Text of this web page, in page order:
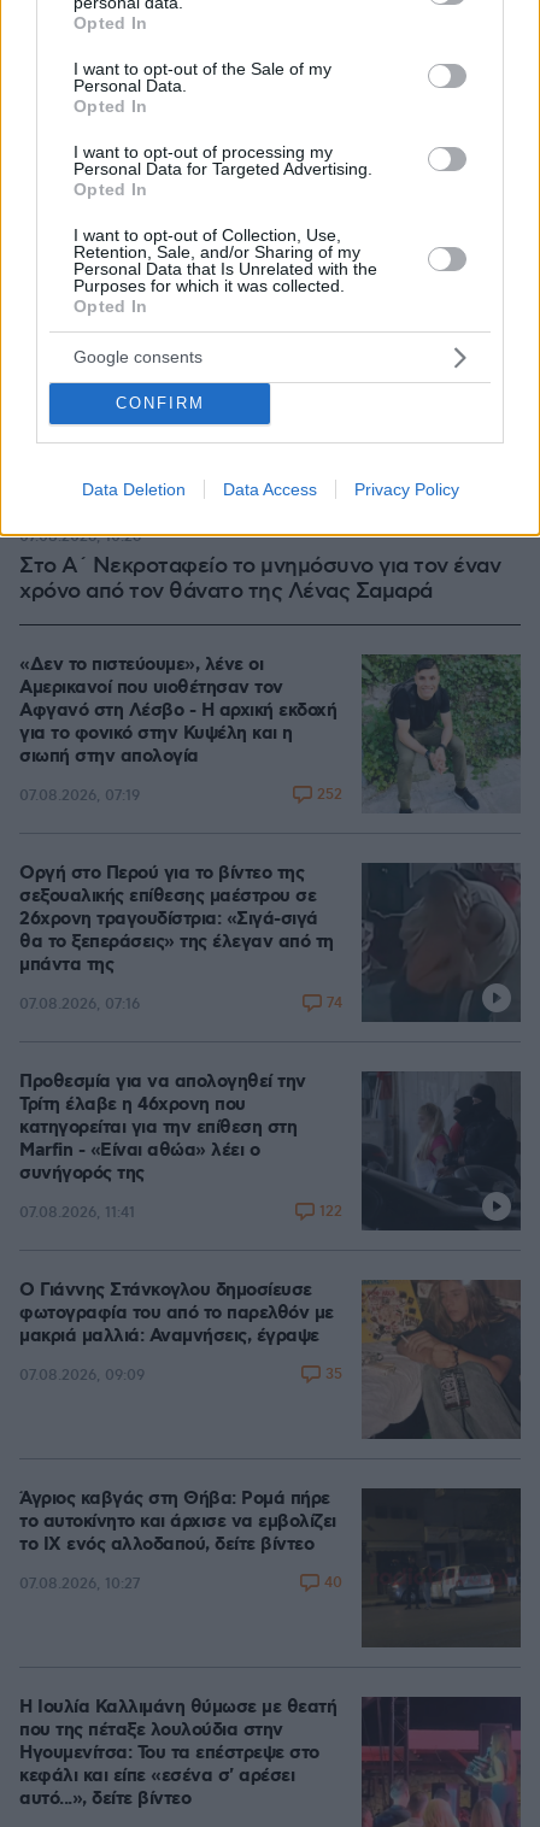
grant or deny consent to Google and its third-party tags to
use your data for below specified purposes in below Google
consent section.
Opted In
I want to opt-out of the Sale of my
Personal Data.
Opted In
I want to opt-out of processing my
Personal Data for Targeted Advertising.
Opted In
I want to opt-out of Collection, Use,
Retention, Sale, and/or Sharing of my
Personal Data that Is Unrelated with the
Purposes for which it was collected.
Opted In
Google consents
CONFIRM
Data Deletion Data Access Privacy Policy
Στο Α΄ Νεκροταφείο το μνημόσυνο για τον έναν
χρόνο από τον θάνατο της Λένας Σαμαρά
07.08.2026, 10:26
«Δεν το πιστεύουμε», λένε οι
Αμερικανοί που υιοθέτησαν τον
Αφγανό στη Λέσβο - Η αρχική εκδοχή
για το φονικό στην Κυψέλη και η
σιωπή στην απολογία
07.08.2026, 07:19 252
Οργή στο Περού για το βίντεο της
σεξουαλικής επίθεσης μαέστρου σε
26χρονη τραγουδίστρια: «Σιγά-σιγά
θα το ξεπεράσεις» της έλεγαν από τη
μπάντα της
07.08.2026, 07:16 74
Προθεσμία για να απολογηθεί την
Τρίτη έλαβε η 46χρονη που
κατηγορείται για την επίθεση στη
Marfin - «Είναι αθώα» λέει ο
συνήγορός της
07.08.2026, 11:41 122
Ο Γιάννης Στάνκογλου δημοσίευσε
φωτογραφία του από το παρελθόν με
μακριά μαλλιά: Αναμνήσεις, έγραψε
07.08.2026, 09:09 35
Άγριος καβγάς στη Θήβα: Ρομά πήρε
το αυτοκίνητο και άρχισε να εμβολίζει
το ΙΧ ενός αλλοδαπού, δείτε βίντεο
07.08.2026, 10:27 40
Η Ιουλία Καλλιμάνη θύμωσε με θεατή
που της πέταξε λουλούδια στην
Ηγουμενίτσα: Του τα επέστρεψε στο
κεφάλι και είπε «εσένα σ' αρέσει
αυτό...», δείτε βίντεο